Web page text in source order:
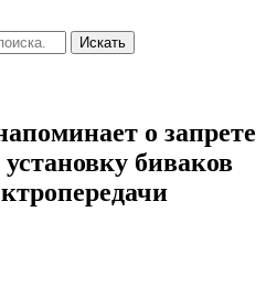
Искать
о запрете
биваков